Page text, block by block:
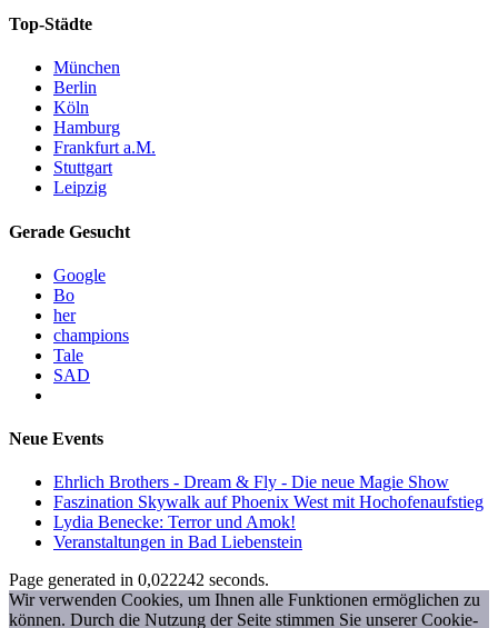
Top-Städte
München
Berlin
Köln
Hamburg
Frankfurt a.M.
Stuttgart
Leipzig
Gerade Gesucht
Google
Bo
her
champions
Tale
SAD
Neue Events
Ehrlich Brothers - Dream & Fly - Die neue Magie Show
Faszination Skywalk auf Phoenix West mit Hochofenaufstieg
Lydia Benecke: Terror und Amok!
Veranstaltungen in Bad Liebenstein
Page generated in 0,022242 seconds.
Wir verwenden Cookies, um Ihnen alle Funktionen ermöglichen zu
können. Durch die Nutzung der Seite stimmen Sie unserer Cookie-